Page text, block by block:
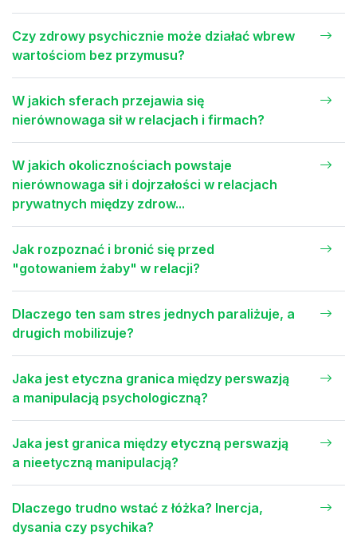
Czy zdrowy psychicznie może działać wbrew
wartościom bez przymusu?
W jakich sferach przejawia się
nierównowaga sił w relacjach i firmach?
W jakich okolicznościach powstaje
nierównowaga sił i dojrzałości w relacjach
prywatnych między zdrow...
Jak rozpoznać i bronić się przed
"gotowaniem żaby" w relacji?
Dlaczego ten sam stres jednych paraliżuje, a
drugich mobilizuje?
Jaka jest etyczna granica między perswazją
a manipulacją psychologiczną?
Jaka jest granica między etyczną perswazją
a nieetyczną manipulacją?
Dlaczego trudno wstać z łóżka? Inercja,
dysania czy psychika?